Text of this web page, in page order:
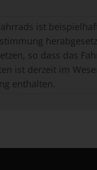
ist
so dass das
ist derzeit im
enthalten.